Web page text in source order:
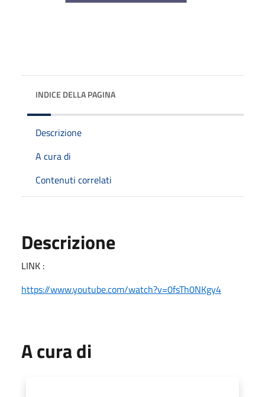
INDICE DELLA PAGINA
Descrizione
A cura di
Contenuti correlati
Descrizione
LINK :
https://www.youtube.com/watch?v=0fsTh0NKgy4
A cura di